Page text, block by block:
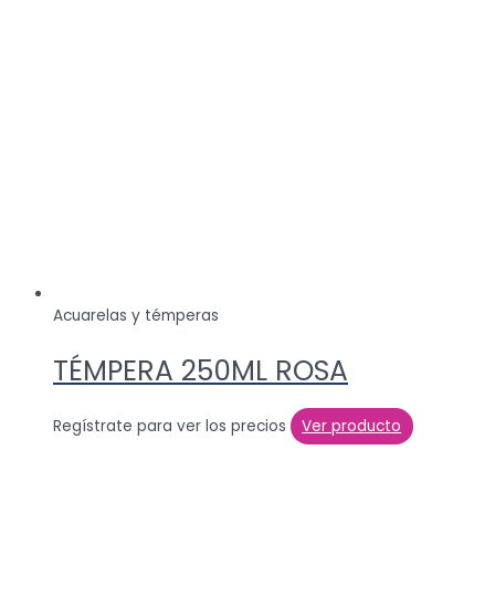
Acuarelas y témperas
TÉMPERA 250ML ROSA
Regístrate para ver los precios Ver producto